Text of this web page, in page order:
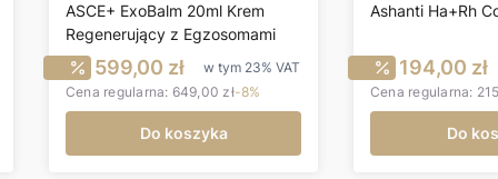
ASCE+ ExoBalm 20ml Krem
Regenerujący z Egzosomami
Cena promocyjna brutto
599,00 zł w tym 23% VAT
Cena regularna: 649,00 zł-8%
Do koszyka
Ashanti Ha+Rh
Cena
194,00 zł
Cena regularna:
Do